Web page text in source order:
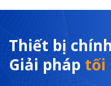
Thiết bị
Giải pháp tối